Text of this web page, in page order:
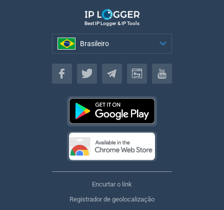
Best IP Logger & IP Tools
Brasileiro
Brasileiro
Encurtar o link
Registrador de geolocalização